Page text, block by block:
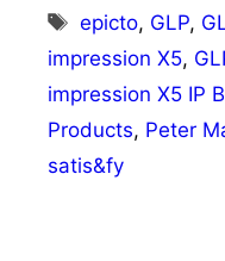
Schlagwörter
epicto, GLP,
impression X5,
impression X5 IP
Products, Peter
satis&fy